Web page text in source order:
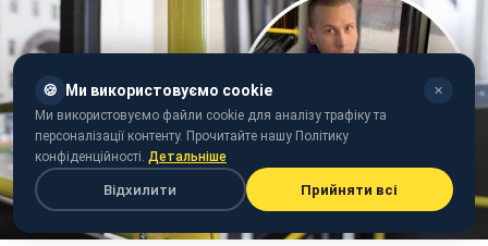
🍪 Ми використовуємо cookie ✕
Ми використовуємо файли cookie для аналізу трафіку та
персоналізації контенту. Прочитайте нашу Політику
конфіденційності. Детальніше
Відхилити Прийняти всі